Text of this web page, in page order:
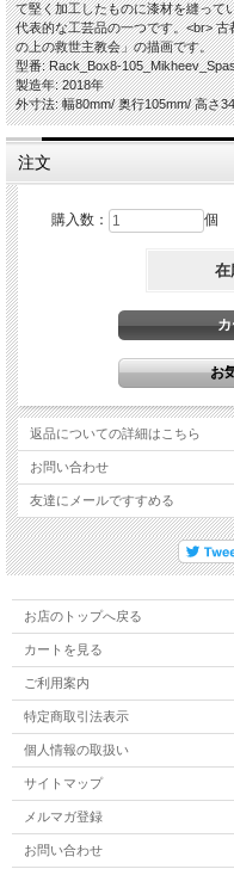
て堅く加工したものに漆材を縫って
代表的な工芸品の一つです。<br>
の上の救世主教会」の描画です。
型番: Rack_Box8-
製造年: 2018年
外寸法: 幅80mm/ 奥行105mm/ 高さ
注文
購入数： 個
在
返品についての詳細はこちら
お問い合わせ
友達にメールですすめる
お店のトップへ戻る
カートを見る
ご利用案内
特定商取引法表示
個人情報の取扱い
サイトマップ
メルマガ登録
お問い合わせ